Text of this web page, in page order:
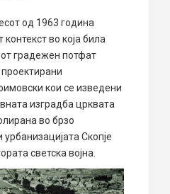
од 1963 година
контекст во која била
градежен потфат
кои се изведени
изградба црквата
во брзо
урбанизацијата Скопје
светска војна.